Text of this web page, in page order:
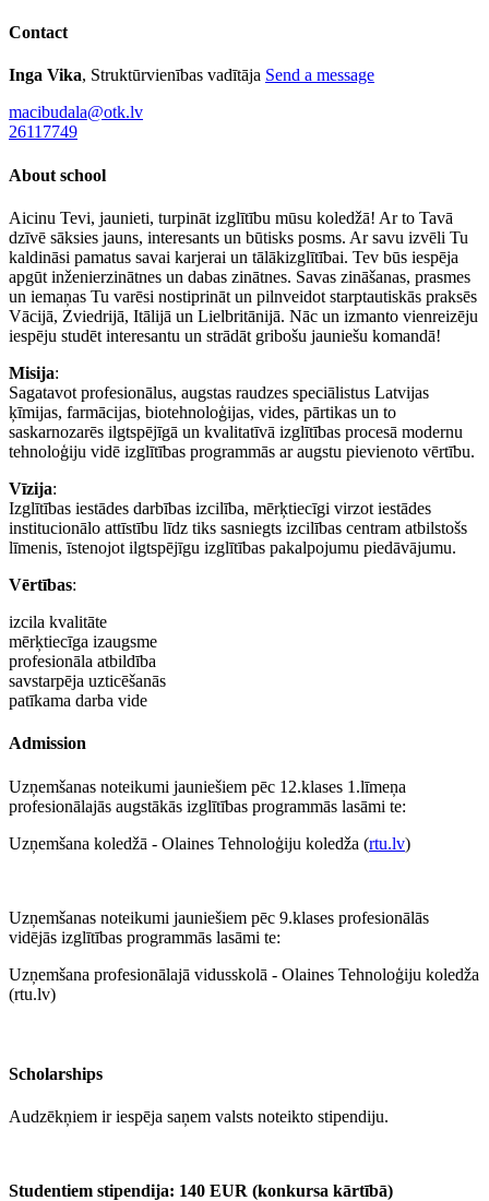
Contact
Inga Vika, Struktūrvienības vadītāja Send a message
macibudala@otk.lv
26117749
About school
Aicinu Tevi, jaunieti, turpināt izglītību mūsu koledžā! Ar to Tavā
dzīvē sāksies jauns, interesants un būtisks posms. Ar savu izvēli Tu
kaldināsi pamatus savai karjerai un tālākizglītībai. Tev būs iespēja
apgūt inženierzinātnes un dabas zinātnes. Savas zināšanas, prasmes
un iemaņas Tu varēsi nostiprināt un pilnveidot starptautiskās praksēs
Vācijā, Zviedrijā, Itālijā un Lielbritānijā. Nāc un izmanto vienreizēju
iespēju studēt interesantu un strādāt gribošu jauniešu komandā!
Misija:
Sagatavot profesionālus, augstas raudzes speciālistus Latvijas
ķīmijas, farmācijas, biotehnoloģijas, vides, pārtikas un to
saskarnozarēs ilgtspējīgā un kvalitatīvā izglītības procesā modernu
tehnoloģiju vidē izglītības programmās ar augstu pievienoto vērtību.
Vīzija:
Izglītības iestādes darbības izcilība, mērķtiecīgi virzot iestādes
institucionālo attīstību līdz tiks sasniegts izcilības centram atbilstošs
līmenis, īstenojot ilgtspējīgu izglītības pakalpojumu piedāvājumu.
Vērtības:
izcila kvalitāte
mērķtiecīga izaugsme
profesionāla atbildība
savstarpēja uzticēšanās
patīkama darba vide
Admission
Uzņemšanas noteikumi jauniešiem pēc 12.klases 1.līmeņa
profesionālajās augstākās izglītības programmās lasāmi te:
Uzņemšana koledžā - Olaines Tehnoloģiju koledža (rtu.lv)
Uzņemšanas noteikumi jauniešiem pēc 9.klases profesionālās
vidējās izglītības programmās lasāmi te:
Uzņemšana profesionālajā vidusskolā - Olaines Tehnoloģiju koledža
(rtu.lv)
Scholarships
Audzēkņiem ir iespēja saņem valsts noteikto stipendiju.
Studentiem stipendija: 140 EUR (konkursa kārtībā)